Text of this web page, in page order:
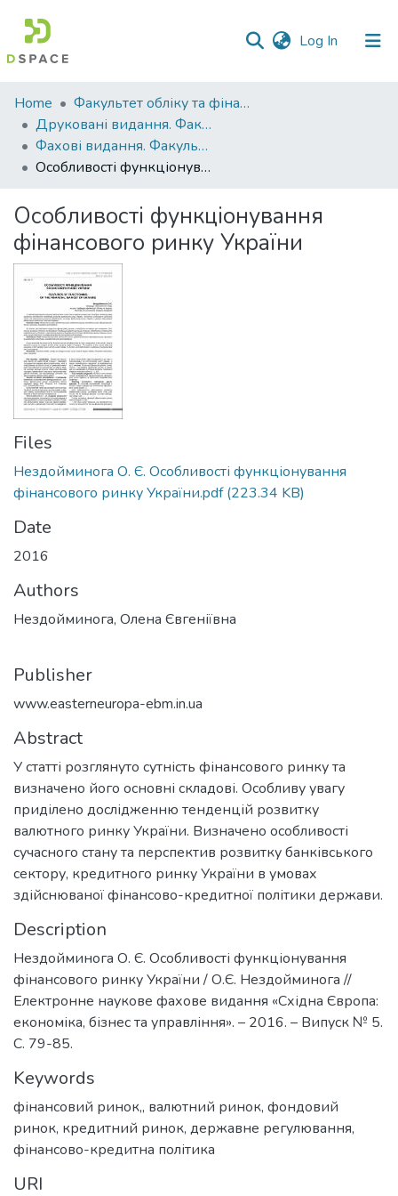
Log In (current)
Communities
&
Collections
Statistics
Home
Факультет обліку та фінансів
Друковані видання. Факультет обліку та фінансів
Фахові видання. Факультет обліку та фінансів
Особливості функціонування фінансового ринку України
Особливості функціонування
фінансового ринку України
Files
Нездойминога О. Є. Особливості функціонування
фінансового ринку України.pdf(223.34 KB)
Date
2016
Authors
Нездойминога, Олена Євгеніївна
Publisher
www.easterneuropa-ebm.in.ua
Abstract
У статті розглянуто сутність фінансового ринку та
визначено його основні складові. Особливу увагу
приділено дослідженню тенденцій розвитку
валютного ринку України. Визначено особливості
сучасного стану та перспектив розвитку банківського
сектору, кредитного ринку України в умовах
здійснюваної фінансово-кредитної політики держави.
Description
Нездойминога О. Є. Особливості функціонування
фінансового ринку України / О.Є. Нездойминога //
Електронне наукове фахове видання «Східна Європа:
економіка, бізнес та управління». – 2016. – Випуск № 5.
C. 79-85.
Keywords
фінансовий ринок,, валютний ринок, фондовий
ринок, кредитний ринок, державне регулювання,
фінансово-кредитна політика
URI